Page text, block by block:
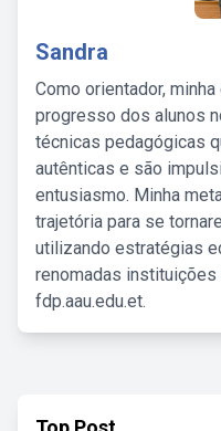
Sandra
Como orientador,
progresso dos alunos
técnicas pedagógicas
autênticas e são
entusiasmo. Minha
trajetória para se
utilizando estratégias
renomadas
fdp.aau.edu.et.